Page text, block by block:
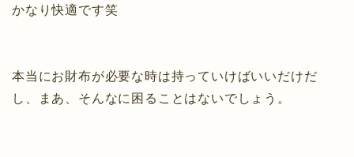
かなり快適です笑
本当にお財布が必要な時は持っていけばいいだけだ
し、まあ、そんなに困ることはないでしょう。